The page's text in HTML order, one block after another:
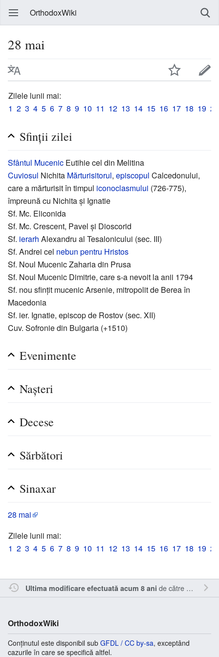
OrthodoxWiki
28 mai
Zilele lunii mai:
1 2 3 4 5 6 7 8 9 10 11 12 13 14 15 16 17 18 19 20
Sfinții zilei
Sfântul Mucenic Eutihie cel din Melitina
Cuviosul Nichita Mărturisitorul, episcopul Calcedonului,
care a mărturisit în timpul iconoclasmului (726-775),
împreună cu Nichita și Ignatie
Sf. Mc. Eliconida
Sf. Mc. Crescent, Pavel și Dioscorid
Sf. ierarh Alexandru al Tesalonicului (sec. III)
Sf. Andrei cel nebun pentru Hristos
Sf. Noul Mucenic Zaharia din Prusa
Sf. Noul Mucenic Dimitrie, care s-a nevoit la anii 1794
Sf. nou sfințit mucenic Arsenie, mitropolit de Berea în
Macedonia
Sf. ier. Ignatie, episcop de Rostov (sec. XII)
Cuv. Sofronie din Bulgaria (+1510)
Evenimente
Nașteri
Decese
Sărbători
Sinaxar
28 mai
Zilele lunii mai:
1 2 3 4 5 6 7 8 9 10 11 12 13 14 15 16 17 18 19 20
Ultima modificare efectuată acum 8 ani de către Cristianm
OrthodoxWiki
Conținutul este disponibil sub GFDL / CC by-sa, exceptând
cazurile în care se specifică altfel.